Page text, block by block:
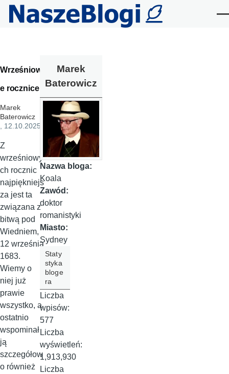
Przejdź do treści
Wrześniow
e rocznice
Marek
Baterowicz
, 12.10.2025
Z
wrześniowy
ch rocznic
najpiękniejs
za jest ta
związana z
bitwą pod
Wiedniem,
12 września
1683.
Wiemy o
niej już
prawie
wszystko, a
ostatnio
wspominał
ją
szczegółow
o również
Marek
Baterowicz
Nazwa bloga:
Koala
Zawód:
doktor
romanistyki
Miasto:
Sydney
Staty
styka
bloge
ra
Liczba
wpisów:
577
Liczba
wyświetleń:
1,913,930
Liczba